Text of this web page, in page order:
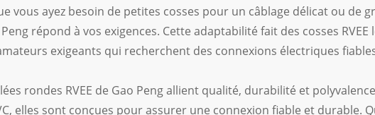
vous ayez besoin de petites cosses pour un câblage délicat ou de
répond à vos exigences. Cette adaptabilité fait des cosses
exigeants qui recherchent des connexions électriques
rondes RVEE de Gao Peng allient qualité, durabilité et
elles sont conçues pour assurer une connexion fiable et durable.